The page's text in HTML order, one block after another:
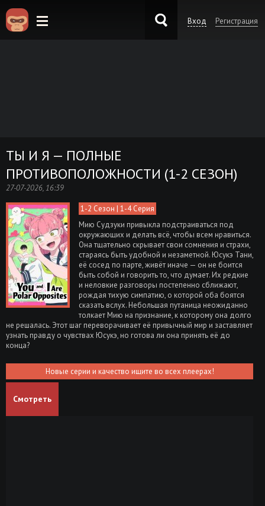
Вход Регистрация
ТЫ И Я — ПОЛНЫЕ
ПРОТИВОПОЛОЖНОСТИ (1-2 СЕЗОН)
27-07-2026, 16:39
1-2 Сезон | 1-4 Серия
Мию Судзуки привыкла подстраиваться под
окружающих и делать всё, чтобы всем нравиться.
Она тщательно скрывает свои сомнения и страхи,
стараясь быть удобной и незаметной. Юсукэ Тани,
её сосед по парте, живёт иначе — он не боится
быть собой и говорить то, что думает. Их редкие
и неловкие разговоры постепенно сближают,
рождая тихую симпатию, о которой оба боятся
сказать вслух. Небольшая путаница неожиданно
толкает Мию на признание, к которому она долго
не решалась. Этот шаг переворачивает её привычный мир и заставляет
узнать правду о чувствах Юсукэ, но готова ли она принять её до
конца?
Новые серии и качество ищите во всех плеерах!
Смотреть